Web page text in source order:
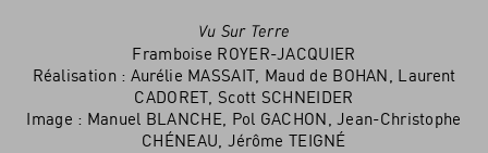
Vu Sur Terre
Framboise ROYER-JACQUIER
Réalisation : Aurélie MASSAIT, Maud de BOHAN, Laurent
CADORET, Scott SCHNEIDER
Image : Manuel BLANCHE, Pol GACHON, Jean-Christophe
CHÉNEAU, Jérôme TEIGNÉ